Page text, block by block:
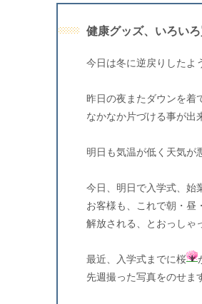
健康グッズ、いろい
今日は冬に逆戻りしたよ
昨日の夜またダウンを着
なかなか片づける事が出
明日も気温が低く天気が
今日、明日で入学式、始
お客様も、これで朝・昼
解放される、とおっしゃ
最近、入学式までに桜
先週撮った写真をのせま